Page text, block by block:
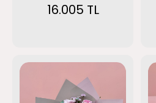
16.005 TL